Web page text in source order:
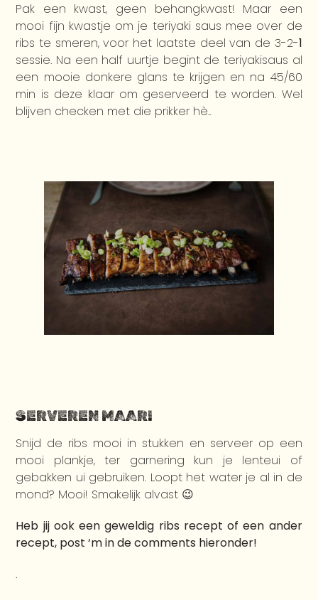
Pak een kwast, geen behangkwast! Maar een
mooi fijn kwastje om je teriyaki saus mee over de
ribs te smeren, voor het laatste deel van de 3-2-1
sessie. Na een half uurtje begint de teriyakisaus al
een mooie donkere glans te krijgen en na 45/60
min is deze klaar om geserveerd te worden. Wel
blijven checken met die prikker hè..
SERVEREN MAAR!
Snijd de ribs mooi in stukken en serveer op een
mooi plankje, ter garnering kun je lenteui of
gebakken ui gebruiken. Loopt het water je al in de
mond? Mooi! Smakelijk alvast 😉
Heb jij ook een geweldig ribs recept of een ander
recept, post ‘m in de comments hieronder!
.